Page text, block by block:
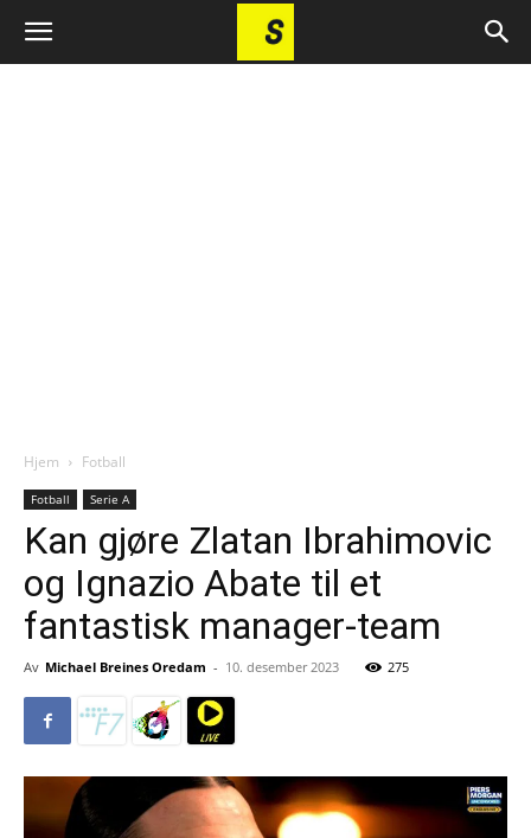
Hjem Fotball
Fotball Serie A
Kan gjøre Zlatan Ibrahimovic
og Ignazio Abate til et
fantastisk manager-team
Av Michael Breines Oredam - 10. desember 2023 275